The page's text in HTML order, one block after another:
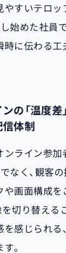
やすいテロッ
始めた社員
時に伝わる工
の「温度差
体制
ンライン参加
なく、観客
や画面構成を
切り替える
感じられる
。